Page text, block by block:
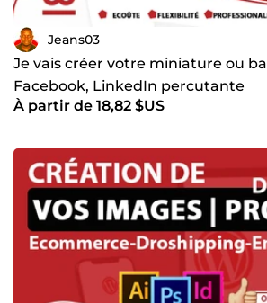
Jeans03
Je vais créer votre miniature ou
Facebook, LinkedIn percutante
À partir de 18,82 $US